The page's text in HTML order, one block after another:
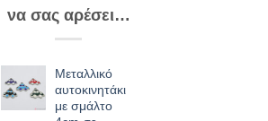
να σας αρέσει…
Μεταλλικό
αυτοκινητάκι
με σμάλτο